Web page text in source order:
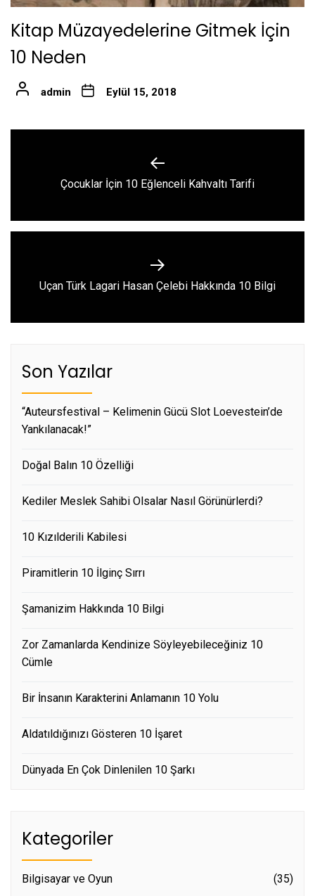
Kitap Müzayedelerine Gitmek İçin
10 Neden
admin Eylül 15, 2018
Previous
Çocuklar İçin 10 Eğlenceli Kahvaltı Tarifi
Next
Uçan Türk Lagari Hasan Çelebi Hakkında 10 Bilgi
Son Yazılar
“Auteursfestival – Kelimenin Gücü Slot Loevestein’de
Yankılanacak!”
Doğal Balın 10 Özelliği
Kediler Meslek Sahibi Olsalar Nasıl Görünürlerdi?
10 Kızılderili Kabilesi
Piramitlerin 10 İlginç Sırrı
Şamanizim Hakkında 10 Bilgi
Zor Zamanlarda Kendinize Söyleyebileceğiniz 10
Cümle
Bir İnsanın Karakterini Anlamanın 10 Yolu
Aldatıldığınızı Gösteren 10 İşaret
Dünyada En Çok Dinlenilen 10 Şarkı
Kategoriler
Bilgisayar ve Oyun (35)